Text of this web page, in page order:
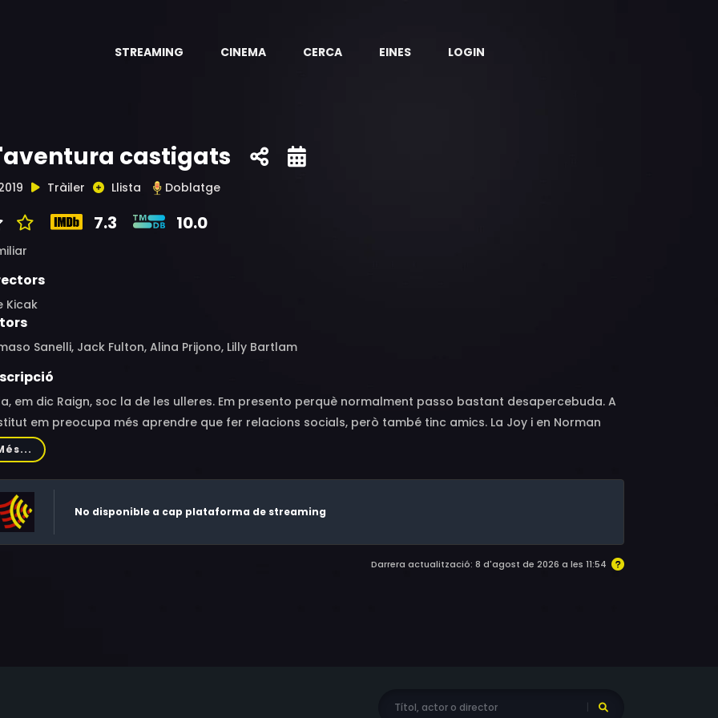
STREAMING CINEMA CERCA EINES LOGIN
castigats
Tràiler Llista Doblatge
7.3 10.0
Kicak
Sanelli, Jack Fulton, Alina Prijono, Lilly Bartlam
em dic Raign, soc la de les ulleres. Em presento perquè normalment passo bastant desapercebuda. A
em preocupa més aprendre que fer relacions socials, però també tinc amics. La Joy i en Norman
tan estudiosos com jo, i en Brett és una mica desastre. Tots quatre hem d'unir forces en molts reptes
que són autèntiques aventures. Hem descobert que a la sala dels castigats de l'escola hi ha una
secreta. Porta a un laberint de túnels plens de trampes que protegeixen el laboratori ocult de
Alexander Graham Bell. És fabulós!
No disponible a cap plataforma de streaming
Darrera actualització: 8 d'agost de 2026 a les 11:54